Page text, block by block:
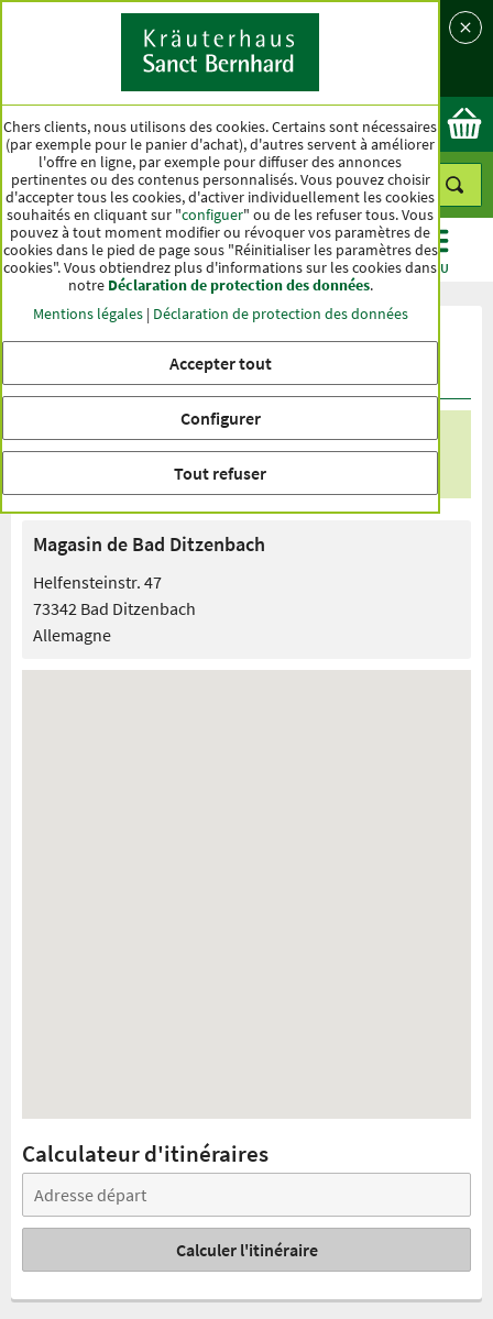
Pays
Ok
CATÉGORIES OFFRES BEST-SELLER MENU
Itinéraire d'accès - Magasin de Bad
Ditzenbach
Magasin de Bad Ditzenbach
Magasin Göppingen
Magasin de Bad Ditzenbach
Helfensteinstr. 47
73342 Bad Ditzenbach
Allemagne
Calculateur d'itinéraires
Calculer l'itinéraire
Chers clients, nous utilisons des cookies. Certains sont nécessaires
(par exemple pour le panier d'achat), d'autres servent à améliorer
l'offre en ligne, par exemple pour diffuser des annonces
pertinentes ou des contenus personnalisés. Vous pouvez choisir
d'accepter tous les cookies, d'activer individuellement les cookies
souhaités en cliquant sur "configuer" ou de les refuser tous. Vous
pouvez à tout moment modifier ou révoquer vos paramètres de
cookies dans le pied de page sous "Réinitialiser les paramètres des
cookies". Vous obtiendrez plus d'informations sur les cookies dans
notre Déclaration de protection des données.
Mentions légales| Déclaration de protection des données
Accepter tout
Configurer
Tout refuser